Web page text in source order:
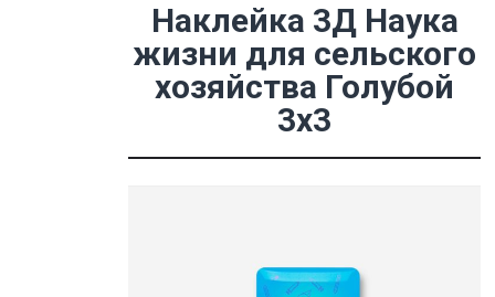
Наклейка 3Д Наука
жизни для сельского
хозяйства Голубой
3х3